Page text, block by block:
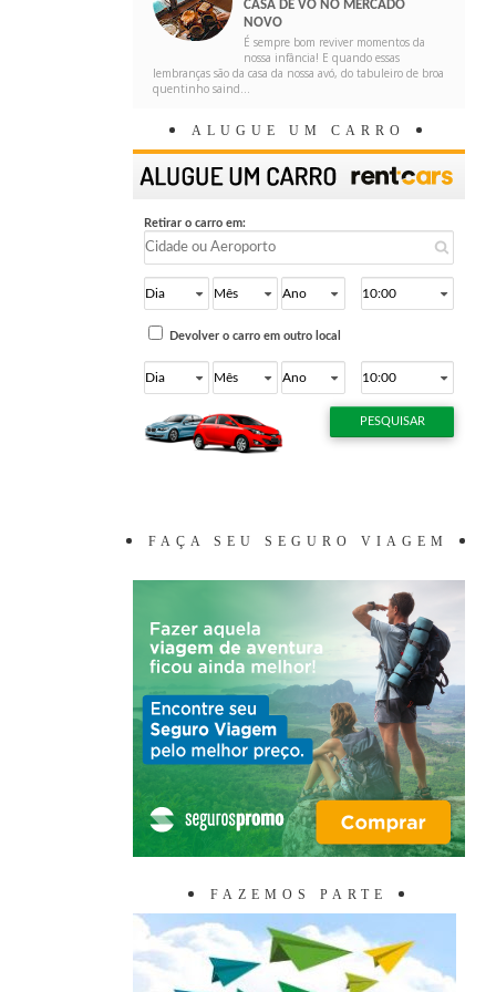
CASA DE VÓ NO MERCADO
NOVO
É sempre bom reviver momentos da
nossa infância! E quando essas
lembranças são da casa da nossa avó, do tabuleiro de broa
quentinho saind...
ALUGUE UM CARRO
FAÇA SEU SEGURO VIAGEM
FAZEMOS PARTE